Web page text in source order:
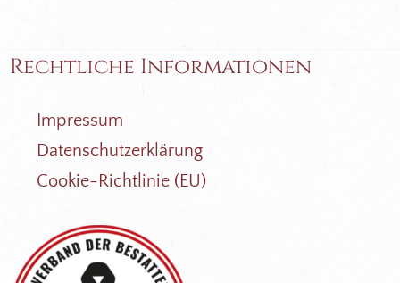
Rechtliche Informationen
Impressum
Datenschutzerklärung
Cookie-Richtlinie (EU)